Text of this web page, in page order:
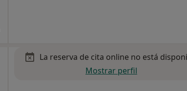
La reserva de cita online no está
Mostrar perfil